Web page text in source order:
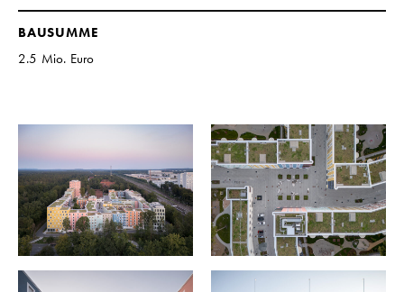
BAUSUMME
2.5 Mio. Euro